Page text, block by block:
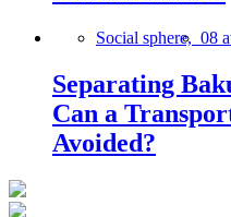
Social sphere, 08
Separating
Can a
Avoided?